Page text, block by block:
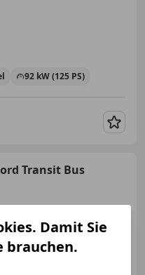
92 kW (125 PS)
Transit Bus
Damit Sie
brauchen.